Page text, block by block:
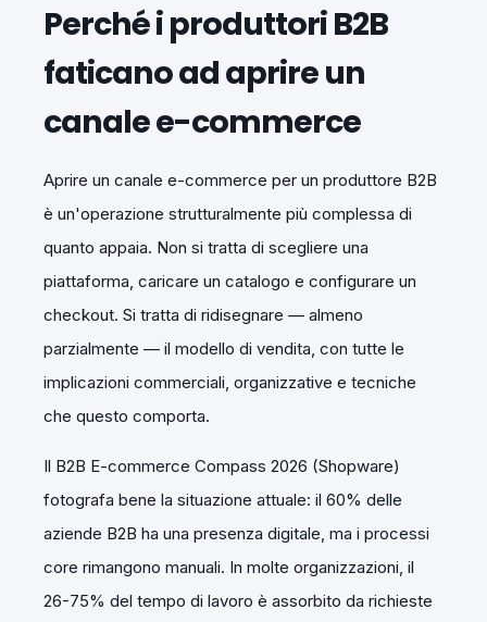
Perché i produttori B2B
faticano ad aprire un
canale e-commerce
Aprire un canale e-commerce per un produttore B2B
è un'operazione strutturalmente più complessa di
quanto appaia. Non si tratta di scegliere una
piattaforma, caricare un catalogo e configurare un
checkout. Si tratta di ridisegnare — almeno
parzialmente — il modello di vendita, con tutte le
implicazioni commerciali, organizzative e tecniche
che questo comporta.
Il B2B E-commerce Compass 2026 (Shopware)
fotografa bene la situazione attuale: il 60% delle
aziende B2B ha una presenza digitale, ma i processi
core rimangono manuali. In molte organizzazioni, il
26-75% del tempo di lavoro è assorbito da richieste